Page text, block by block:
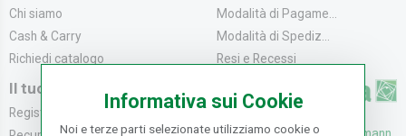
Chi siamo
Cash & Carry
Richiedi catalogo
Modalità di Pagame...
Modalità di Spediz...
Resi e Recessi
Il tuo Account
Registrati
Informativa sui Cookie
Noi e terze parti selezionate utilizziamo cookie o